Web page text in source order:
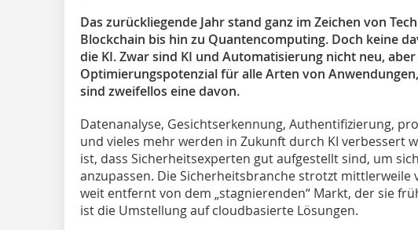
Das zurückliegende Jahr stand ganz im Zeichen von
Blockchain bis hin zu Quantencomputing. Doch keine
die KI. Zwar sind KI und Automatisierung nicht neu,
Optimierungspotenzial für alle Arten von
sind zweifellos eine davon.
Datenanalyse, Gesichtserkennung, Authentifizierung,
und vieles mehr werden in Zukunft durch KI verbessert
ist, dass Sicherheitsexperten gut aufgestellt sind, um
anzupassen. Die Sicherheitsbranche strotzt mittlerweile
weit entfernt von dem „stagnierenden“ Markt, der sie
ist die Umstellung auf cloudbasierte Lösungen.